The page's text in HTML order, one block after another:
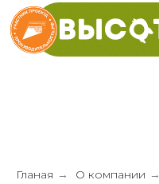
Гланая → О компании →